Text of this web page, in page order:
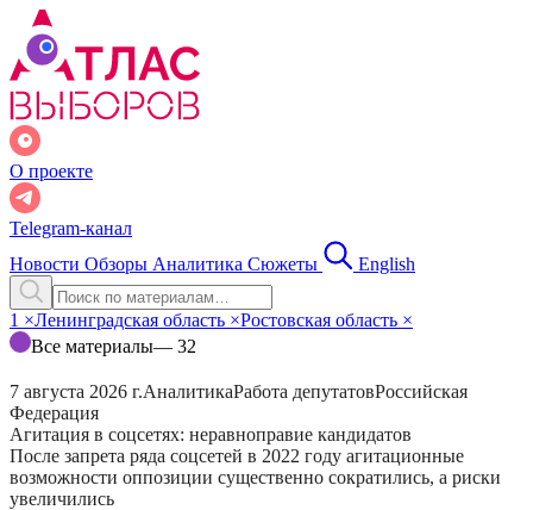
О проекте
Telegram-канал
Новости Обзоры Аналитика Сюжеты English
1 ×Ленинградская область ×Ростовская область ×
Все материалы— 32
7 августа 2026 г.АналитикаРабота депутатовРоссийская
Федерация
Агитация в соцсетях: неравноправие кандидатов
После запрета ряда соцсетей в 2022 году агитационные
возможности оппозиции существенно сократились, а риски
увеличились